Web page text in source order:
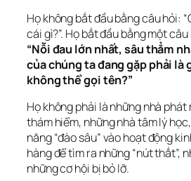
Họ không bắt đầu bằng câu hỏi:
“Nỗi đau lớn nhất, sâu thẳm
của chúng ta đang gặp phải là
không thể gọi tên?”
Họ không phải là những nhà phát
thám hiểm, những nhà tâm lý
năng “đào sâu” vào hoạt động
hàng để tìm ra những “nút thắt”,
những cơ hội bị bỏ lỡ.